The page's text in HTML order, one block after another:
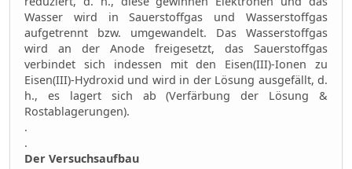
Wasser wird in Sauerstoffgas und Wasserstoffgas
aufgetrennt bzw. umgewandelt. Das Wasserstoffgas
wird an der Anode freigesetzt, das Sauerstoffgas
verbindet sich indessen mit den Eisen(III)-Ionen zu
Eisen(III)-Hydroxid und wird in der Lösung ausgefällt, d.
h., es lagert sich ab (Verfärbung der Lösung &
Rostablagerungen).
.
.
Der Versuchsaufbau